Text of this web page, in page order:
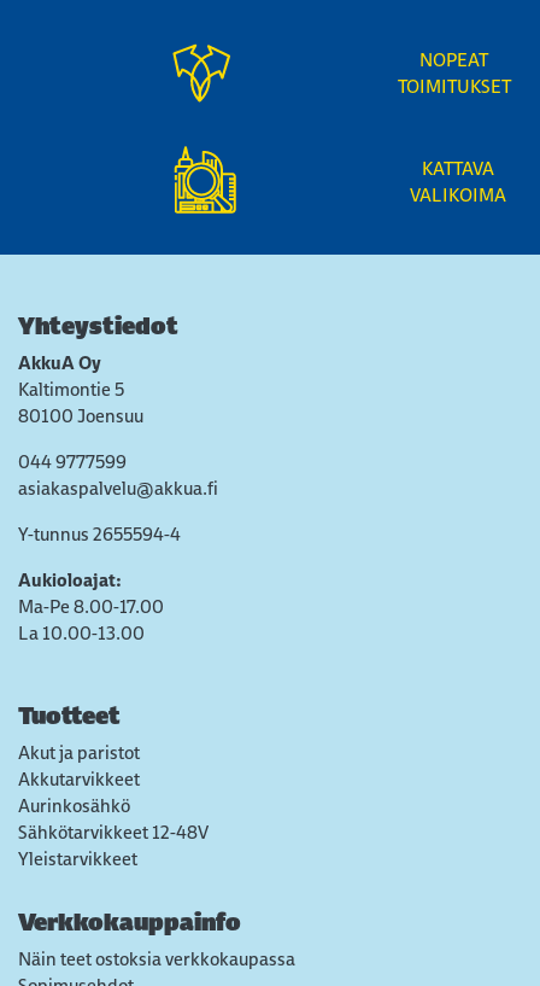
NOPEAT
TOIMITUKSET
KATTAVA
VALIKOIMA
Yhteystiedot
AkkuA Oy
Kaltimontie 5
80100 Joensuu
044 9777599
asiakaspalvelu@akkua.fi
Y-tunnus 2655594-4
Aukioloajat:
Ma-Pe 8.00-17.00
La 10.00-13.00
Tuotteet
Akut ja paristot
Akkutarvikkeet
Aurinkosähkö
Sähkötarvikkeet 12-48V
Yleistarvikkeet
Verkkokauppainfo
Näin teet ostoksia verkkokaupassa